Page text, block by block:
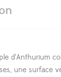
d’Anthurium
une surface